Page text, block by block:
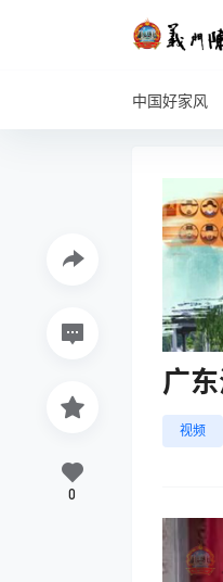
中国好家风
广
视频
0